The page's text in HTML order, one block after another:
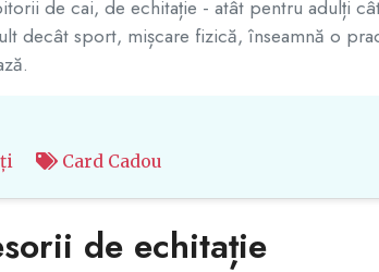
de cai, de echitație - atât pentru adulți
decât sport, mișcare fizică, înseamnă o
Card Cadou
de echitație